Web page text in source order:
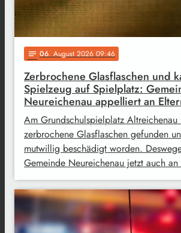
notes 06. August 2026 09:46
Zerbrochene Glasflaschen und
Spielzeug auf Spielplatz:
Neureichenau appelliert an
Am Grundschulspielplatz
zerbrochene Glasflaschen gefunden
mutwillig beschädigt worden.
Gemeinde Neureichenau jetzt auch